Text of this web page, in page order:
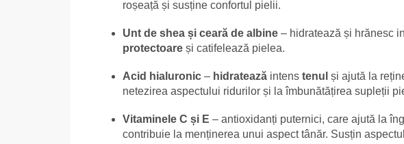
roșeață și susține confortul pielii.
Unt de shea și ceară de albine – hidratează și hrănesc
protectoare și catifelează pielea.
Acid hialuronic – hidratează intens tenul și ajută la
netezirea aspectului ridurilor și la îmbunătățirea supleții
Vitaminele C și E – antioxidanți puternici, care ajută la
contribuie la menținerea unui aspect tânăr. Susțin